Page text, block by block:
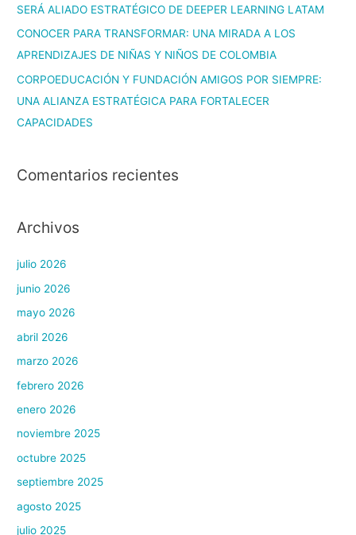
SERÁ ALIADO ESTRATÉGICO DE DEEPER LEARNING LATAM
CONOCER PARA TRANSFORMAR: UNA MIRADA A LOS
APRENDIZAJES DE NIÑAS Y NIÑOS DE COLOMBIA
CORPOEDUCACIÓN Y FUNDACIÓN AMIGOS POR SIEMPRE:
UNA ALIANZA ESTRATÉGICA PARA FORTALECER
CAPACIDADES
Comentarios recientes
Archivos
julio 2026
junio 2026
mayo 2026
abril 2026
marzo 2026
febrero 2026
enero 2026
noviembre 2025
octubre 2025
septiembre 2025
agosto 2025
julio 2025